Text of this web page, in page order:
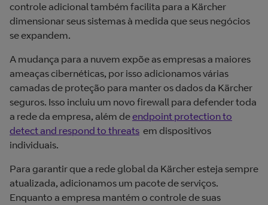
controle adicional também facilita para a Kärcher
dimensionar seus sistemas à medida que seus negócios
se expandem.
A mudança para a nuvem expõe as empresas a maiores
ameaças cibernéticas, por isso adicionamos várias
camadas de proteção para manter os dados da Kärcher
seguros. Isso incluiu um novo firewall para defender toda
a rede da empresa, além deendpoint protection to
detect and respond to threats em dispositivos
individuais.
Para garantir que a rede global da Kärcher esteja sempre
atualizada, adicionamos um pacote de serviços.
Enquanto a empresa mantém o controle de suas